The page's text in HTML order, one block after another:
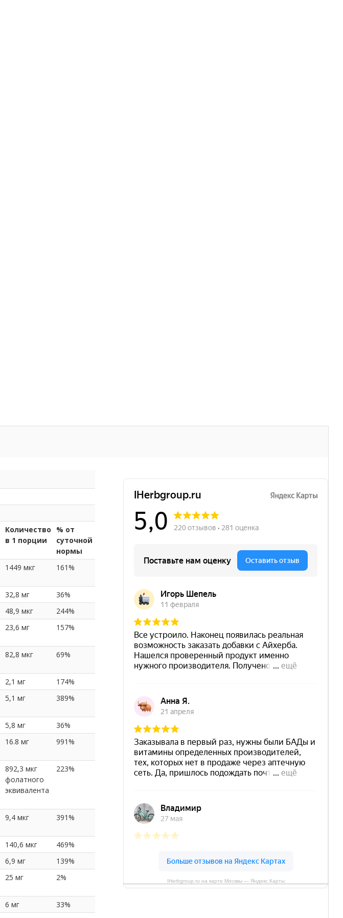
Количество
в 1 порции
% от
суточной
нормы
1449 мкг 161%
32,8 мг
36%
48,9 мкг
244%
23,6 мг 157%
82,8 мкг 69%
2,1 мг
174%
5,1 мг 389%
5,8 мг
36%
16.8 мг 991%
892,3 мкг
фолатного
эквивалента
223%
9,4 мкг 391%
140,6 мкг
469%
6,9 мг
139%
25 мг 2%
6 мг
33%
IHerbgroup.ru на карте Москвы — Яндекс Карты